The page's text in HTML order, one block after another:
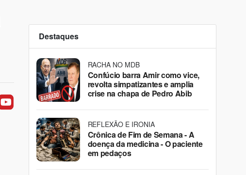
Destaques
RACHA NO MDB
Confúcio barra Amir como vice,
revolta simpatizantes e amplia
crise na chapa de Pedro Abib
REFLEXÃO E IRONIA
Crônica de Fim de Semana - A
doença da medicina - O paciente
em pedaços